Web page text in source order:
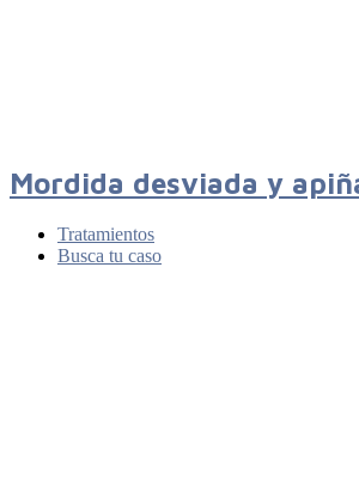
Mordida desviada y
Tratamientos
Busca tu caso